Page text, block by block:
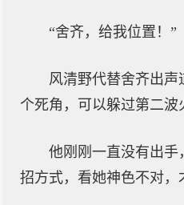
“舍齐，给我位置！”
风清野代替舍齐出声
个死角，可以躲过第二波
他刚刚一直没有出手
招方式，看她神色不对，